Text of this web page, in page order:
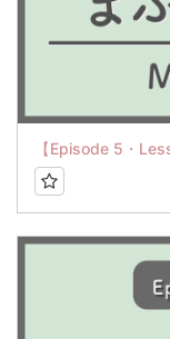
【Episode 5・